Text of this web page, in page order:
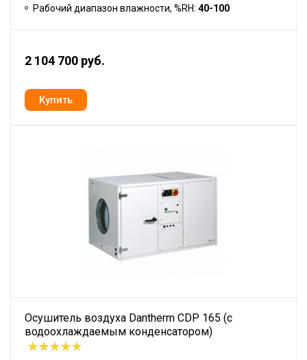
Рабочий диапазон влажности, %RH: 40-100
2 104 700 руб.
Осушитель воздуха Dantherm CDP 165 (с
водоохлаждаемым конденсатором)